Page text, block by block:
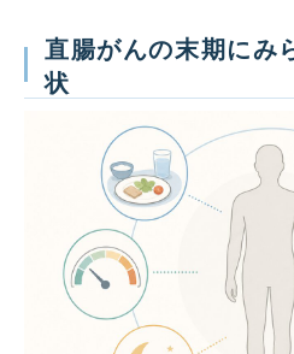
直腸がんの末期にみ
状